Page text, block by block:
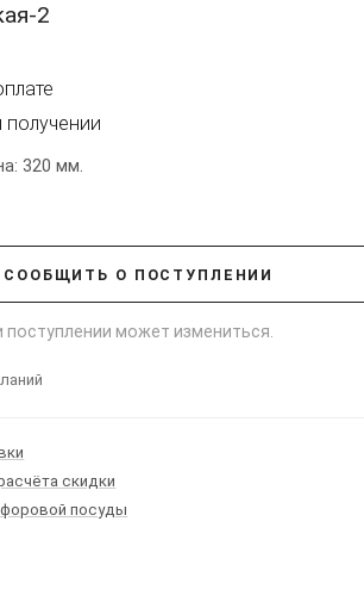
2
получении
320 мм.
СООБЩИТЬ О ПОСТУПЛЕНИИ
поступлении может измениться.
скидки
посуды